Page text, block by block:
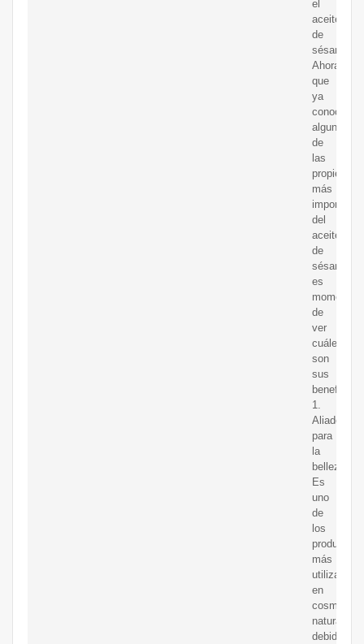
el
aceite
de
sésamo?
Ahora
que
ya
conoces
algunas
de
las
más
del
aceite
de
sésamo,
es
momento
de
ver
cuáles
son
sus
beneficios.
1.
Aliado
para
la
belleza
Es
uno
de
los
productos
más
utilizados
en
cosmética
natural
debido